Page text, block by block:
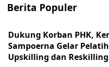
Berita Populer
Dukung Korban PHK,
Sampoerna Gelar
Upskilling dan